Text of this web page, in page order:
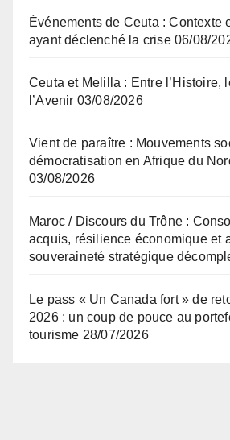
Événements de Ceuta : Contexte
ayant déclenché la crise 06/08/
Ceuta et Melilla : Entre l’Histoire,
l’Avenir 03/08/2026
Vient de paraître : Mouvements
démocratisation en Afrique du
03/08/2026
Maroc / Discours du Trône :
acquis, résilience économique et
souveraineté stratégique
Le pass « Un Canada fort » de
2026 : un coup de pouce au
tourisme 28/07/2026